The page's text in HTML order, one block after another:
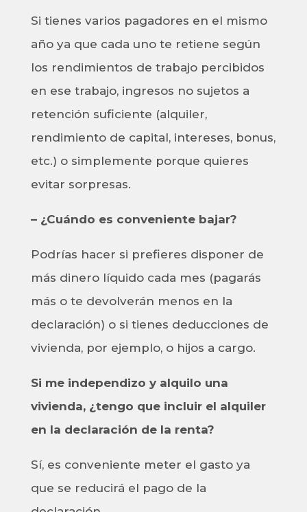
Si tienes varios pagadores en el mismo
año ya que cada uno te retiene según
los rendimientos de trabajo percibidos
en ese trabajo, ingresos no sujetos a
retención suficiente (alquiler,
rendimiento de capital, intereses, bonus,
etc.) o simplemente porque quieres
evitar sorpresas.
– ¿Cuándo es conveniente bajar?
Podrías hacer si prefieres disponer de
más dinero líquido cada mes (pagarás
más o te devolverán menos en la
declaración) o si tienes deducciones de
vivienda, por ejemplo, o hijos a cargo.
Si me independizo y alquilo una
vivienda, ¿tengo que incluir el alquiler
en la declaración de la renta?
Sí, es conveniente meter el gasto ya
que se reducirá el pago de la